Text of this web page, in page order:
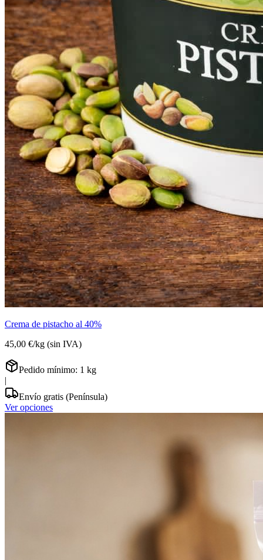
Crema de pistacho al 40%
45,00 €/kg (sin IVA)
Pedido mínimo: 1 kg
|
Envío gratis (Península)
Ver opciones